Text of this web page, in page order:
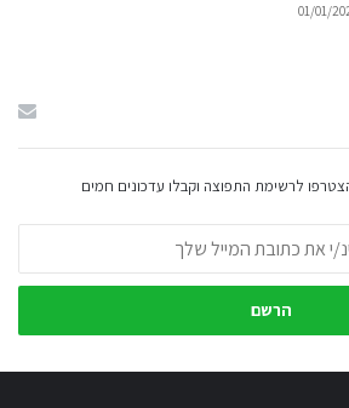
01/01/
לרשימת התפוצה וקבלו עדכונים חמים